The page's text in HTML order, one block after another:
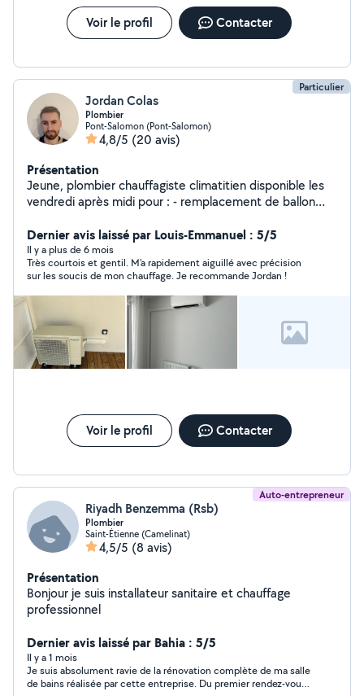
Voir le profil Contacter
Particulier
Jordan Colas
Plombier
Pont-Salomon (Pont-Salomon)
4,8/5 (20 avis)
Présentation
Jeune, plombier chauffagiste climatitien disponible les
vendredi après midi pour : - remplacement de ballon
à chaleur air/air ou air/eau ou géothermique. -
changement de mécanisme de wc et ou flotteur. -
changement de robinet. - joint d'étanchéité bac à
douche ou baignoire.
Dernier avis laissé par Louis-Emmanuel : 5/5
Il y a plus de 6 mois
Très courtois et gentil. M'a rapidement aiguillé avec précision
sur les soucis de mon chauffage. Je recommande Jordan !
Voir le profil Contacter
Auto-entrepreneur
Riyadh Benzemma (Rsb)
Plombier
Saint-Étienne (Camelinat)
4,5/5 (8 avis)
Présentation
Bonjour je suis installateur sanitaire et chauffage
professionnel
Dernier avis laissé par Bahia : 5/5
Il y a 1 mois
Je suis absolument ravie de la rénovation complète de ma salle
de bains réalisée par cette entreprise. Du premier rendez-vous